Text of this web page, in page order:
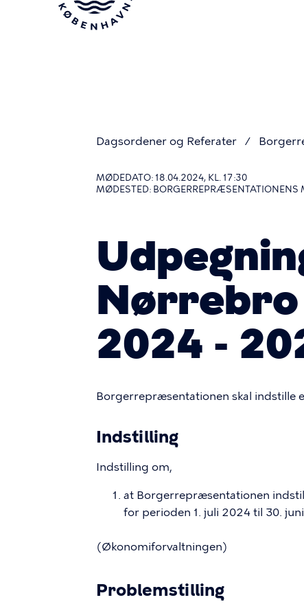
Dagsordener og Referater
MØDEDATO: 18.04.2024, KL. 17:30
MØDESTED: BORGERREPRÆSENTATIONENS
Nørrebro
2024 -
Borgerrepræsentationen skal indstille
Indstilling
Indstilling om,
at Borgerrepræsentationen
for perioden 1. juli 2024 til 30.
(Økonomiforvaltningen)
Problemstilling